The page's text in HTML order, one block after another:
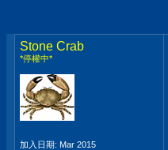
Stone Crab
*停權中*
加入日期: Mar 2015